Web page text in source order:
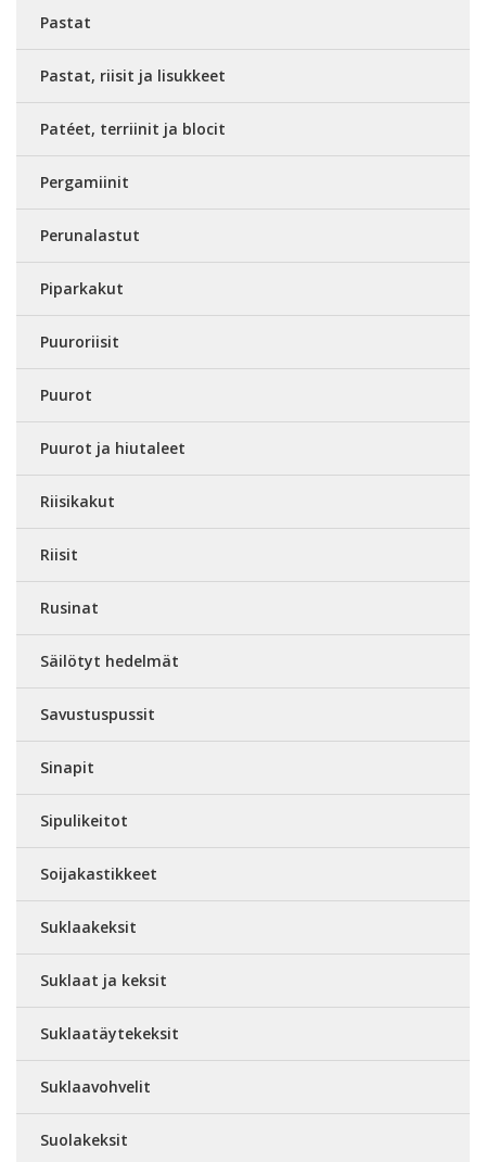
Pastat
Pastat, riisit ja lisukkeet
Patéet, terriinit ja blocit
Pergamiinit
Perunalastut
Piparkakut
Puuroriisit
Puurot
Puurot ja hiutaleet
Riisikakut
Riisit
Rusinat
Säilötyt hedelmät
Savustuspussit
Sinapit
Sipulikeitot
Soijakastikkeet
Suklaakeksit
Suklaat ja keksit
Suklaatäytekeksit
Suklaavohvelit
Suolakeksit